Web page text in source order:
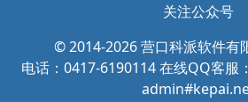
关注公众号
© 2014-2026 营口科派软件有
电话：0417-6190114在线QQ客服